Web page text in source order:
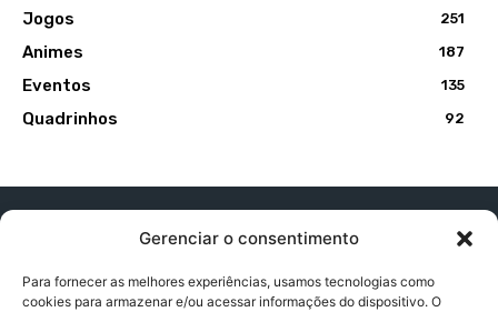
Gerenciar o consentimento
Para fornecer as melhores experiências, usamos tecnologias como
cookies para armazenar e/ou acessar informações do dispositivo. O
Jogos 251
Animes 187
Eventos 135
Quadrinhos 92